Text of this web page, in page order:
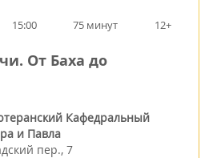
15:00 75 минут 12+
От Баха до
Кафедральный
и Павла
пер., 7